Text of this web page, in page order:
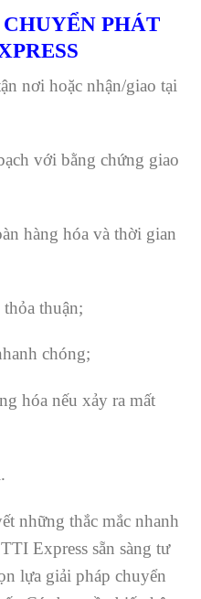
PHÁT
nơi hoặc nhận/giao tại
với bằng chứng giao
hàng hóa và thời gian
thuận;
chóng;
hóa nếu xảy ra mất
những thắc mắc nhanh
Express sẵn sàng tư
lựa giải pháp chuyển